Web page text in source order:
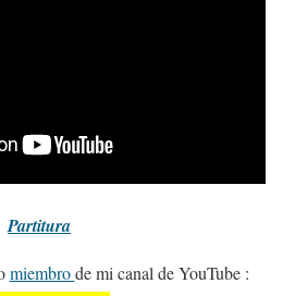
Partitura
miembrode mi canal de YouTube :